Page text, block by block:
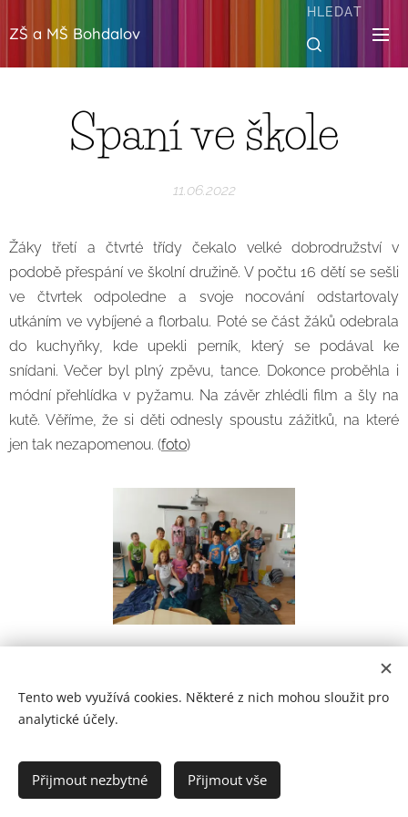
ZŠ a MŠ Bohdalov
HLEDAT
Spaní ve škole
11.06.2022
Žáky třetí a čtvrté třídy čekalo velké dobrodružství v
podobě přespání ve školní družině. V počtu 16 dětí se sešli
ve čtvrtek odpoledne a svoje nocování odstartovaly
utkáním ve vybíjené a florbalu. Poté se část žáků odebrala
do kuchyňky, kde upekli perník, který se podával ke
snídani. Večer byl plný zpěvu, tance. Dokonce proběhla i
módní přehlídka v pyžamu. Na závěr zhlédli film a šly na
kutě. Věříme, že si děti odnesly spoustu zážitků, na které
jen tak nezapomenou. (foto)
Cookies
Tento web využívá cookies. Některé z nich mohou sloužit pro
analytické účely.
Přijmout nezbytné Přijmout vše